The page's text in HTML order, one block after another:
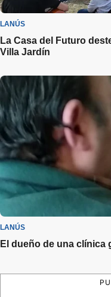
LANÚS
La Casa del Futuro
Villa Jardín
LANÚS
El dueño de una